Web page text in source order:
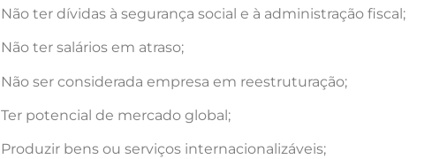
Não ter dívidas à segurança social e à administração fiscal;
Não ter salários em atraso;
Não ser considerada empresa em reestruturação;
Ter potencial de mercado global;
Produzir bens ou serviços internacionalizáveis;